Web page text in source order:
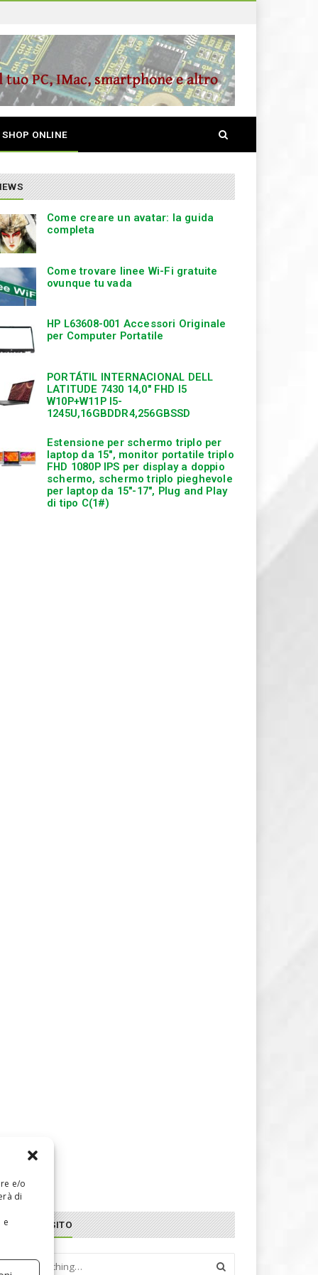
e/o
di
e
SHOP ONLINE
r
c
h
Come creare un avatar: la guida
completa
Come trovare linee Wi-Fi gratuite
ovunque tu vada
HP L63608-001 Accessori Originale
per Computer Portatile
PORTÁTIL INTERNACIONAL DELL
LATITUDE 7430 14,0″ FHD I5
W10P+W11P I5-
1245U,16GBDDR4,256GBSSD
Estensione per schermo triplo per
laptop da 15″, monitor portatile triplo
FHD 1080P IPS per display a doppio
schermo, schermo triplo pieghevole
per laptop da 15″-17″, Plug and Play
di tipo C(1#)
NEL SITO